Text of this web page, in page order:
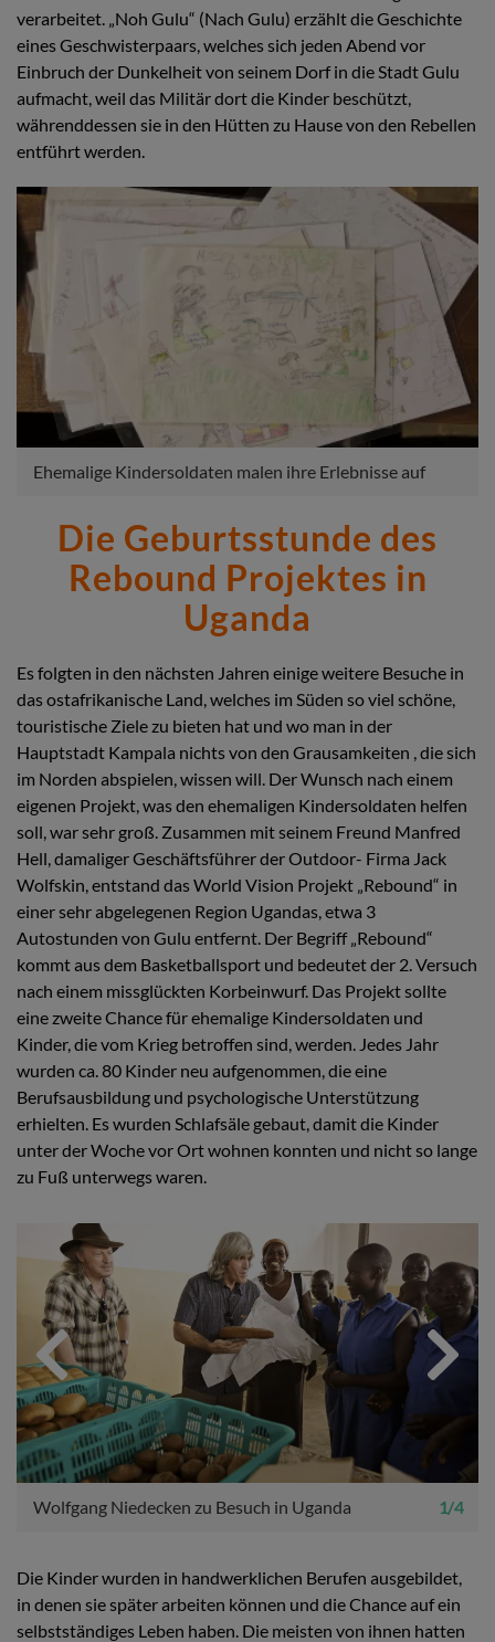
verarbeitet. „Noh Gulu“ (Nach Gulu) erzählt die Geschichte
eines Geschwisterpaars, welches sich jeden Abend vor
Einbruch der Dunkelheit von seinem Dorf in die Stadt Gulu
aufmacht, weil das Militär dort die Kinder beschützt,
währenddessen sie in den Hütten zu Hause von den Rebellen
entführt werden.
Ehemalige Kindersoldaten malen ihre Erlebnisse auf
Die Geburtsstunde des
Rebound Projektes in
Uganda
Es folgten in den nächsten Jahren einige weitere Besuche in
das ostafrikanische Land, welches im Süden so viel schöne,
touristische Ziele zu bieten hat und wo man in der
Hauptstadt Kampala nichts von den Grausamkeiten , die sich
im Norden abspielen, wissen will. Der Wunsch nach einem
eigenen Projekt, was den ehemaligen Kindersoldaten helfen
soll, war sehr groß. Zusammen mit seinem Freund Manfred
Hell, damaliger Geschäftsführer der Outdoor- Firma Jack
Wolfskin, entstand das World Vision Projekt „Rebound“ in
einer sehr abgelegenen Region Ugandas, etwa 3
Autostunden von Gulu entfernt. Der Begriff „Rebound“
kommt aus dem Basketballsport und bedeutet der 2. Versuch
nach einem missglückten Korbeinwurf. Das Projekt sollte
eine zweite Chance für ehemalige Kindersoldaten und
Kinder, die vom Krieg betroffen sind, werden. Jedes Jahr
wurden ca. 80 Kinder neu aufgenommen, die eine
Berufsausbildung und psychologische Unterstützung
erhielten. Es wurden Schlafsäle gebaut, damit die Kinder
unter der Woche vor Ort wohnen konnten und nicht so lange
zu Fuß unterwegs waren.
Previous
Wolfgang Niedecken zu Besuch in Uganda 1 / 4
Next
Die Kinder wurden in handwerklichen Berufen ausgebildet,
in denen sie später arbeiten können und die Chance auf ein
selbstständiges Leben haben. Die meisten von ihnen hatten